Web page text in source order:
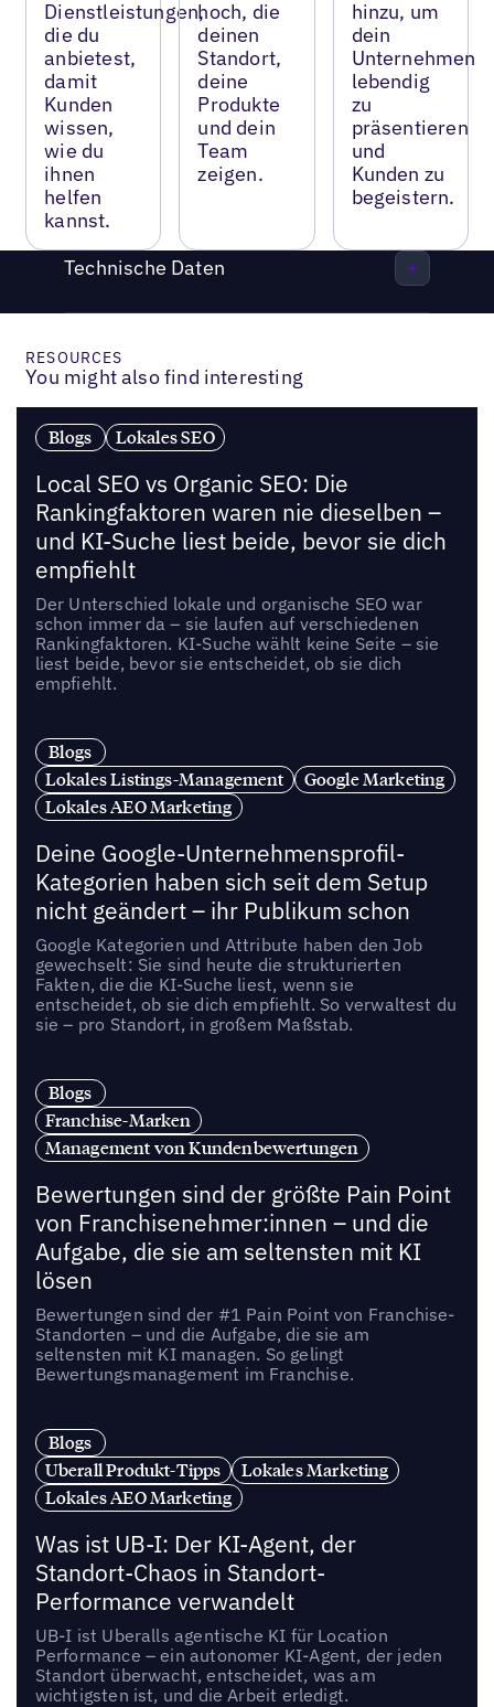
Dienstleistungen,
die du
anbietest,
damit
Kunden
wissen,
wie du
ihnen
helfen
kannst.
hoch, die
deinen
Standort,
deine
Produkte
und dein
Team
zeigen.
hinzu, um
dein
Unternehmen
lebendig
zu
präsentieren
und
Kunden zu
begeistern.
Technische Daten
RESOURCES
You might also find interesting
Blogs Lokales SEO
Local SEO vs Organic SEO: Die
Rankingfaktoren waren nie dieselben –
und KI-Suche liest beide, bevor sie dich
empfiehlt
Der Unterschied lokale und organische SEO war
schon immer da – sie laufen auf verschiedenen
Rankingfaktoren. KI-Suche wählt keine Seite – sie
liest beide, bevor sie entscheidet, ob sie dich
empfiehlt.
Blogs
Lokales Listings-Management
Google Marketing
Lokales AEO Marketing
Deine Google-Unternehmensprofil-
Kategorien haben sich seit dem Setup
nicht geändert – ihr Publikum schon
Google Kategorien und Attribute haben den Job
gewechselt: Sie sind heute die strukturierten
Fakten, die die KI-Suche liest, wenn sie
entscheidet, ob sie dich empfiehlt. So verwaltest du
sie – pro Standort, in großem Maßstab.
Blogs
Franchise-Marken
Management von Kundenbewertungen
Bewertungen sind der größte Pain Point
von Franchisenehmer:innen – und die
Aufgabe, die sie am seltensten mit KI
lösen
Bewertungen sind der #1 Pain Point von Franchise-
Standorten – und die Aufgabe, die sie am
seltensten mit KI managen. So gelingt
Bewertungsmanagement im Franchise.
Blogs
Uberall Produkt-Tipps
Lokales Marketing
Lokales AEO Marketing
Was ist UB-I: Der KI-Agent, der
Standort-Chaos in Standort-
Performance verwandelt
UB-I ist Uberalls agentische KI für Location
Performance – ein autonomer KI-Agent, der jeden
Standort überwacht, entscheidet, was am
wichtigsten ist, und die Arbeit erledigt.